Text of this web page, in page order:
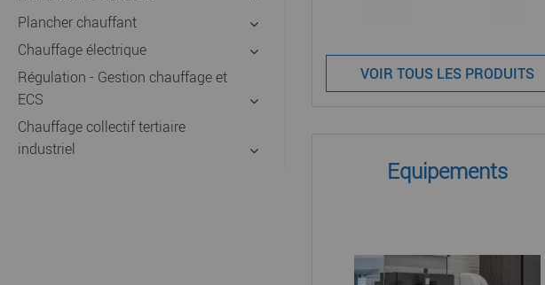
Plancher chauffant
Chauffage électrique
Régulation - Gestion chauffage et
ECS
Chauffage collectif tertiaire
industriel
VOIR TOUS LES PRODUITS
Equipements